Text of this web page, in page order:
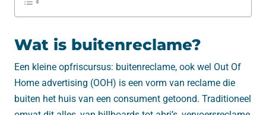
Wat is buitenreclame?
Een kleine opfriscursus: buitenreclame, ook wel Out Of
Home advertising (OOH) is een vorm van reclame die
buiten het huis van een consument getoond. Traditioneel